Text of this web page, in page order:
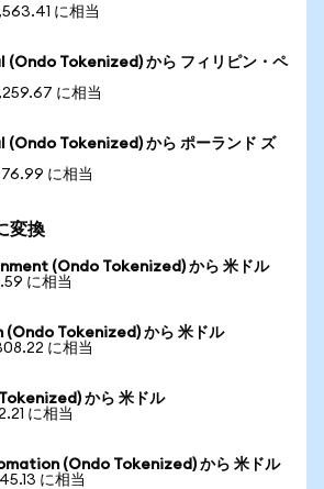
に相当
Tokenized) から フィリピン・ペ
に相当
Tokenized) から ポーランド ズ
76.99 に相当
変換
(Ondo Tokenized) から 米ドル
に相当
(Ondo Tokenized) から 米ドル
に相当
から 米ドル
に相当
(Ondo Tokenized) から 米ドル
に相当